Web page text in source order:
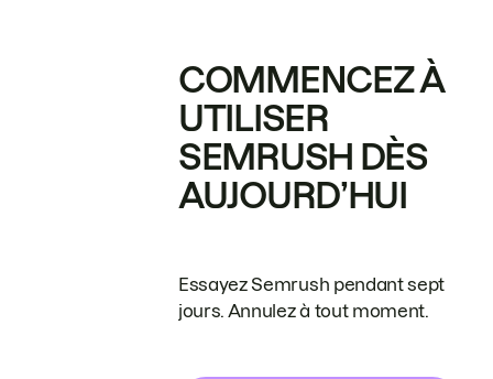
COMMENCEZ À
UTILISER
SEMRUSH DÈS
AUJOURD’HUI
Essayez Semrush pendant sept
jours. Annulez à tout moment.